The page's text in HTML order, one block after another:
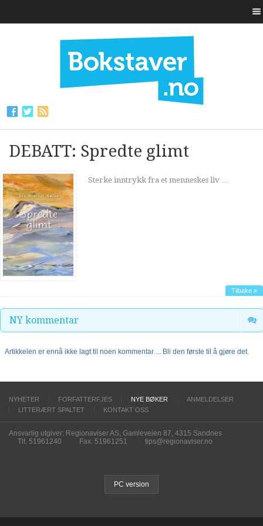
DEBATT: Spredte glimt
Sterke inntrykk fra et menneskes liv …
Tilbake »
NY kommentar
Artikkelen er ennå ikke lagt til noen kommentar ... Bli den første til å gjøre det.
NYHETER FORFATTERFJES NYE BØKER
ANMELDELSER
LITTERÆRT SPALTET
KONTAKT OSS
Ansvarlig utgiver: Regionaviser AS, Gamleveien 87, 4315 Sandnes
Tlf. 51961240
Fax. 51961251 tips@regionaviser.no
PC version